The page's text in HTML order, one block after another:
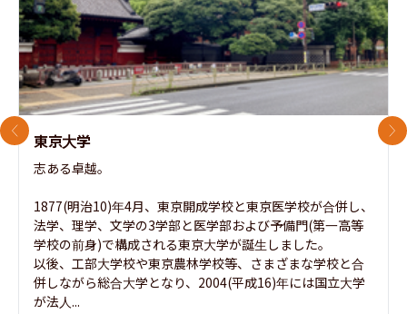
東京大学
志ある卓越。
1877(明治10)年4月、東京開成学校と東京医学校が合併し、
法学、理学、文学の3学部と医学部および予備門(第一高等
学校の前身)で構成される東京大学が誕生しました。
以後、工部大学校や東京農林学校等、さまざまな学校と合
併しながら総合大学となり、2004(平成16)年には国立大学
が法人...
前のスライド 次